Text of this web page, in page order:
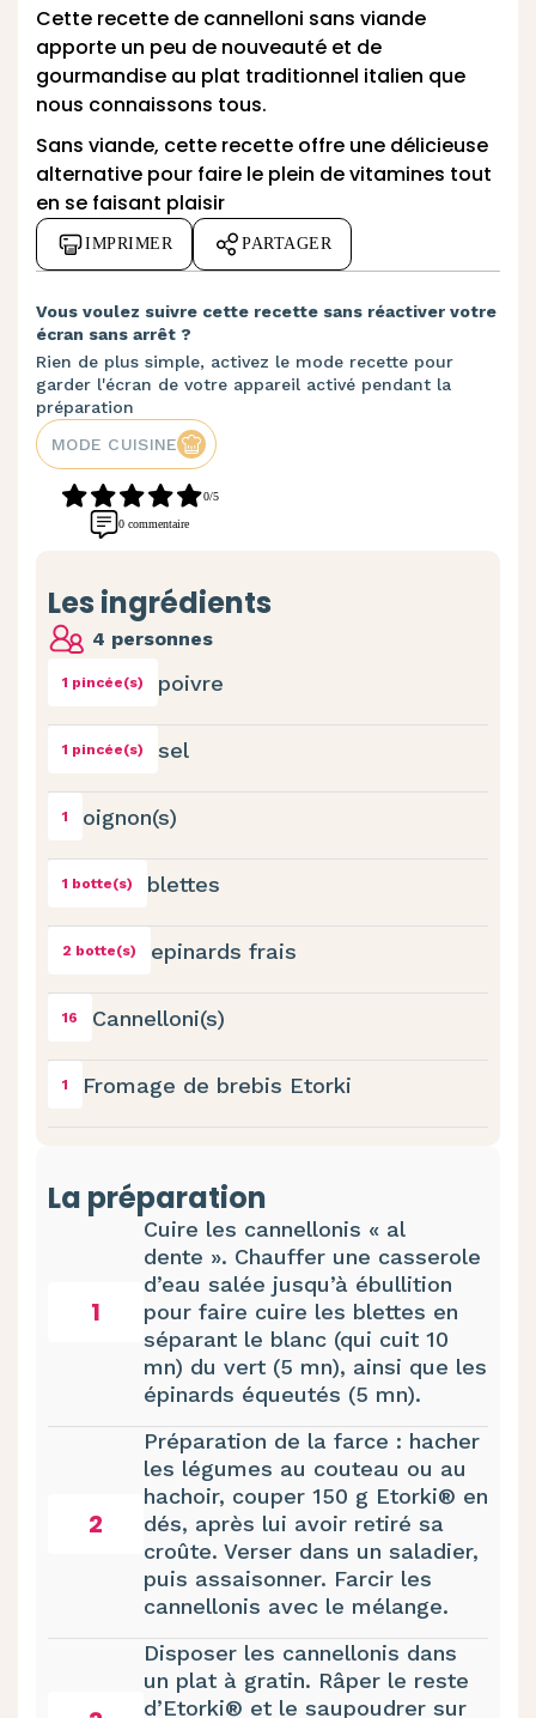
Cette recette de cannelloni sans viande
apporte un peu de nouveauté et de
gourmandise au plat traditionnel italien que
nous connaissons tous.
Sans viande, cette recette offre une délicieuse
alternative pour faire le plein de vitamines tout
en se faisant plaisir
IMPRIMER PARTAGER
Vous voulez suivre cette recette sans réactiver votre
écran sans arrêt ?
Rien de plus simple, activez le mode recette pour
garder l'écran de votre appareil activé pendant la
préparation
MODE CUISINE
0/5
0 commentaire
Les ingrédients
4 personnes
1 pincée(s) poivre
1 pincée(s) sel
1 oignon(s)
1 botte(s) blettes
2 botte(s) epinards frais
16 Cannelloni(s)
1 Fromage de brebis Etorki
La préparation
1
Cuire les cannellonis « al
dente ». Chauffer une casserole
d’eau salée jusqu’à ébullition
pour faire cuire les blettes en
séparant le blanc (qui cuit 10
mn) du vert (5 mn), ainsi que les
épinards équeutés (5 mn).
2
Préparation de la farce : hacher
les légumes au couteau ou au
hachoir, couper 150 g Etorki® en
dés, après lui avoir retiré sa
croûte. Verser dans un saladier,
puis assaisonner. Farcir les
cannellonis avec le mélange.
Disposer les cannellonis dans
un plat à gratin. Râper le reste
d’Etorki® et le saupoudrer sur